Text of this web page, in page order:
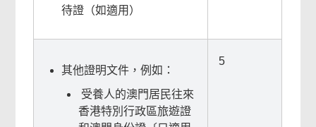
待證（如適用）
其他證明文件，例如：
受養人的澳門居民往來
香港特別行政區旅遊證
5